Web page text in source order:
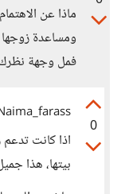
ماذا عن
ومساعدة
فمل وجهة
0
اذا كانت تدعم
بيتها، هذا